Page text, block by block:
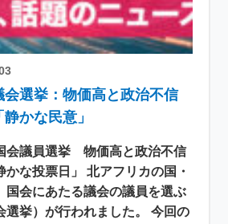
会選挙：物価高と政治不信
かな民意」
会議員選挙 物価高と政治不信
かな投票日」 北アフリカの国・
国会にあたる議会の議員を選ぶ
選挙）が行われました。 今回の